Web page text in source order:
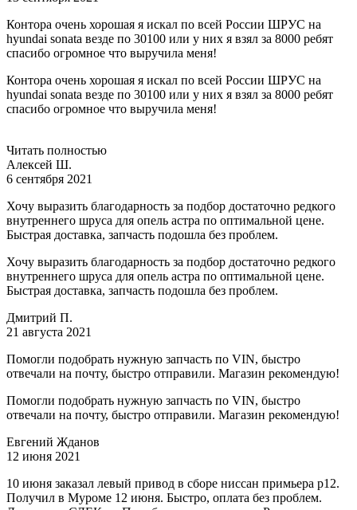
Контора очень хорошая я искал по всей России ШРУС на
hyundai sonata везде по 30100 или у них я взял за 8000 ребят
спасибо огромное что выручила меня!
Контора очень хорошая я искал по всей России ШРУС на
hyundai sonata везде по 30100 или у них я взял за 8000 ребят
спасибо огромное что выручила меня!
Читать полностью
Алексей Ш.
6 сентября 2021
Хочу выразить благодарность за подбор достаточно редкого
внутреннего шруса для опель астра по оптимальной цене.
Быстрая доставка, запчасть подошла без проблем.
Хочу выразить благодарность за подбор достаточно редкого
внутреннего шруса для опель астра по оптимальной цене.
Быстрая доставка, запчасть подошла без проблем.
Дмитрий П.
21 августа 2021
Помогли подобрать нужную запчасть по VIN, быстро
отвечали на почту, быстро отправили. Магазин рекомендую!
Помогли подобрать нужную запчасть по VIN, быстро
отвечали на почту, быстро отправили. Магазин рекомендую!
Евгений Жданов
12 июня 2021
10 июня заказал левый привод в сборе ниссан примьера р12.
Получил в Муроме 12 июня. Быстро, оплата без проблем.